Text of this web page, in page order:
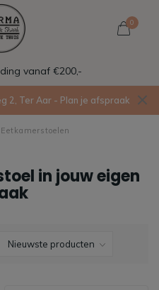
0
in Ede
2, Ter Aar - Plan je afspraak
Eetkamerstoelen
in jouw eigen